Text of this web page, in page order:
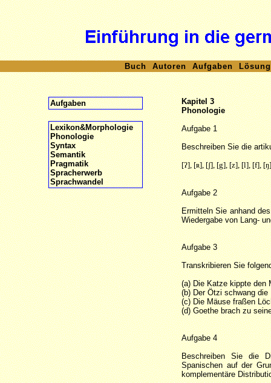
Buch Autoren Aufgaben
Aufgaben
Lexikon&Morphologie
Phonologie
Syntax
Semantik
Pragmatik
Spracherwerb
Sprachwandel
Kapitel 3
Phonologie
Aufgabe 1
Beschreiben Sie die
[ʔ], [ʀ], [ʃ], [g], [z], [l], [f],
Aufgabe 2
Ermitteln Sie anhand
Wiedergabe von Lang-
Aufgabe 3
Transkribieren Sie
(a) Die Katze kippte den
(b) Der Ötzi schwang
(c) Die Mäuse fraßen
(d) Goethe brach zu
Aufgabe 4
Beschreiben Sie die
Spanischen auf der
komplementäre